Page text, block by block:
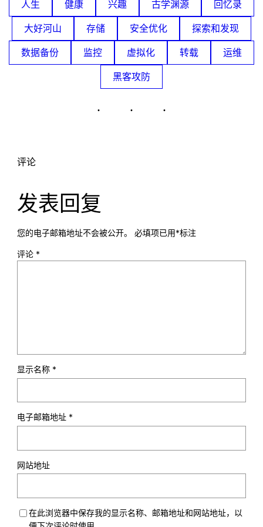
人生 健康 兴趣 古学渊源 回忆录
大好河山 存储 安全优化 探索和发现
数据备份 监控 虚拟化 转载 运维
黑客攻防
评论
发表回复
您的电子邮箱地址不会被公开。 必填项已用*标注
评论 *
显示名称 *
电子邮箱地址 *
网站地址
在此浏览器中保存我的显示名称、邮箱地址和网站地址，以